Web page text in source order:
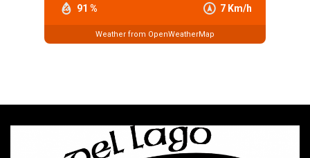
91 % 7 Km/h
Weather from OpenWeatherMap